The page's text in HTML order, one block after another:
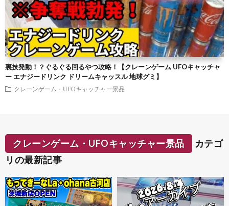
裏技発動！？ぐるぐる回るやつ攻略！【クレーンゲーム UFOキャッチャ
ー エナジードリンク ドリームキャッスル 地球グミ】
クレーンゲーム・UFOキャッチャー景品
クレーンゲーム・UFOキャッチャー景品
カテゴ
リの最新記事